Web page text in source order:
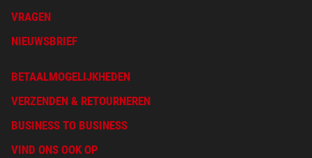
VRAGEN
NIEUWSBRIEF
BETAALMOGELIJKHEDEN
VERZENDEN & RETOURNEREN
BUSINESS TO BUSINESS
VIND ONS OOK OP